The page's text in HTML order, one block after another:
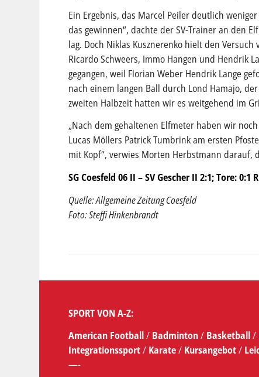
Ein Ergebnis, das Marcel Peiler deutlich
das gewinnen“, dachte der SV-Trainer an den
lag. Doch Niklas Kusznerenko hielt den
Ricardo Schweers, Immo Hangen und Hendrik
gegangen, weil Florian Weber Hendrik Lange
nach einem langen Ball durch Lond Hamajo,
zweiten Halbzeit hatten wir es weitgehend im
„Nach dem gehaltenen Elfmeter haben wir
Lucas Möllers Patrick Tumbrink am ersten
mit Kopf“, verwies Morten Herbstmann darauf,
SG Coesfeld 06 II – SV Gescher II 2:1; Tore:
Quelle: Allgemeine Zeitung Coesfeld
Foto: Steffi Hinkenbrandt
SPORT VON A-Z:
American Football/ Badminton/ Basketball/
Integrationssport/ Karate/ Kursangebot/
—-